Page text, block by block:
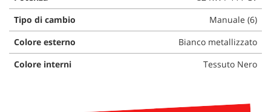
Tipo di cambio
Manuale (6)
Colore esterno
Bianco metallizzato
Colore interni
Tessuto Nero
e
modificare
le
tue
scelte
in